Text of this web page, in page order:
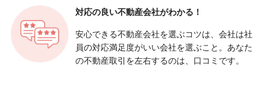
対応の良い不動産会社がわかる！
安心できる不動産会社を選ぶコツは、会社は社
員の対応満足度がいい会社を選ぶこと。あなた
の不動産取引を左右するのは、口コミです。